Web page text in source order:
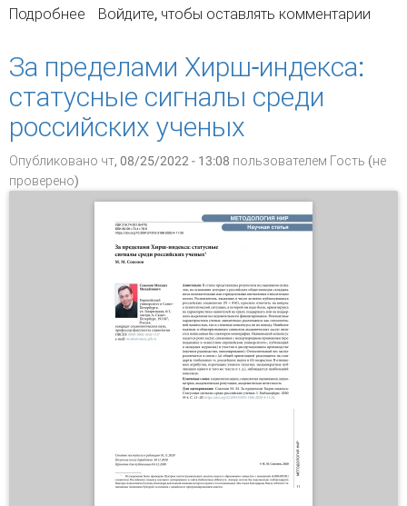
Подробнее о Библиометрический анализ научного
проблемам моральных дилемм и морального
выбора
Войдите, чтобы оставлять комментарии
За пределами Хирш-индекса:
статусные сигналы среди
российских ученых
Опубликовано чт, 08/25/2022 - 13:08 пользователем Гость (не
проверено)